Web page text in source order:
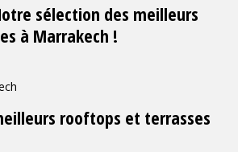
sélection des meilleurs
à Marrakech !
rooftops et terrasses